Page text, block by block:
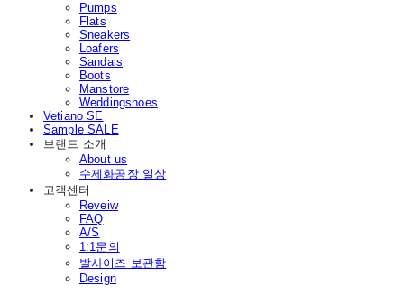
Pumps
Flats
Sneakers
Loafers
Sandals
Boots
Manstore
Weddingshoes
Vetiano SE
Sample SALE
브랜드 소개
About us
수제화공장 일상
고객센터
Reveiw
FAQ
A/S
1:1문의
발사이즈 보관함
Design